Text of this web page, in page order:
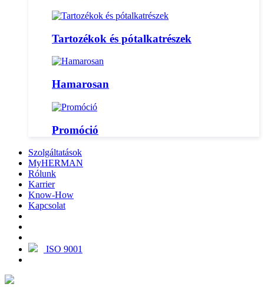
Tartozékok és pótalkatrészek
Hamarosan
Promóció
Szolgáltatások
MyHERMAN
Rólunk
Karrier
Know-How
Kapcsolat
ISO 9001